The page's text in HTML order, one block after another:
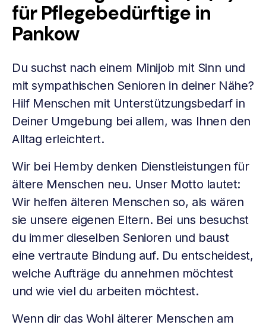
für Pflegebedürftige in
Pankow
Du suchst nach einem Minijob mit Sinn und
mit sympathischen Senioren in deiner Nähe?
Hilf Menschen mit Unterstützungsbedarf in
Deiner Umgebung bei allem, was Ihnen den
Alltag erleichtert.
Wir bei Hemby denken Dienstleistungen für
ältere Menschen neu. Unser Motto lautet:
Wir helfen älteren Menschen so, als wären
sie unsere eigenen Eltern. Bei uns besuchst
du immer dieselben Senioren und baust
eine vertraute Bindung auf. Du entscheidest,
welche Aufträge du annehmen möchtest
und wie viel du arbeiten möchtest.
Wenn dir das Wohl älterer Menschen am